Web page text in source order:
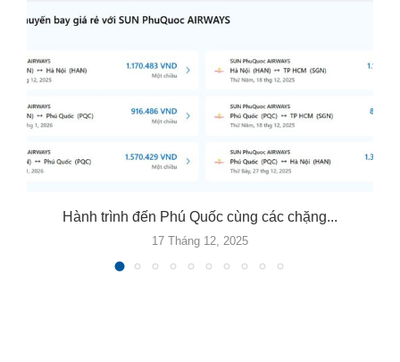
Hành trình đến Phú Quốc cùng các chặng...
17 Tháng 12, 2025